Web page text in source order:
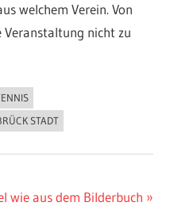
welchem Verein. Von
Veranstaltung nicht zu
STADT
wie aus dem Bilderbuch